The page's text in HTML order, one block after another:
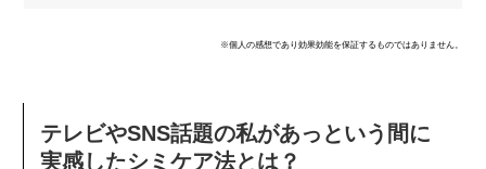
※個人の感想であり効果効能を保証するものではありません。
テレビやSNS話題の私があっという間に
実感したシミケア法とは？